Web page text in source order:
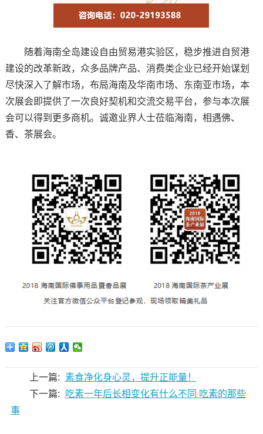
随着海南全岛建设自由贸易港实验区，稳步推进自贸港
建设的改革新政，众多品牌产品、消费类企业已经开始谋划
尽快深入了解市场，布局海南及华南市场、东南亚市场，本
次展会即提供了一次良好契机和交流交易平台，参与本次展
会可以得到更多商机。诚邀业界人士莅临海南，相遇佛、
香、茶展会。
上一篇: 素食净化身心灵，提升正能量！
下一篇:
吃素一年后长相变化有什么不同 吃素的那些
事